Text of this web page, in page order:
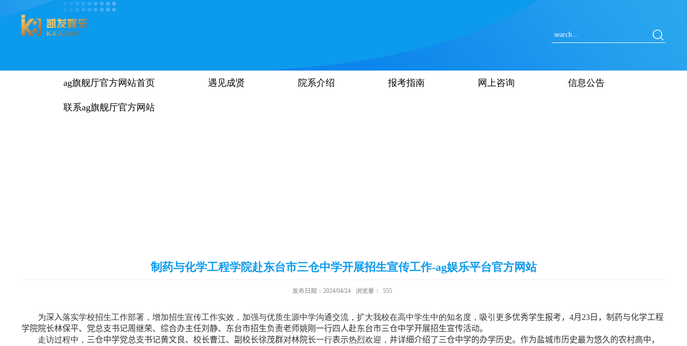
ag旗舰厅官方网站首页 遇见成贤 院系介绍 报考指南 网上咨询 信息公告
联系ag旗舰厅官方网站
制药与化学工程学院赴东台市三仓中学开展招生宣传工作-ag娱乐平台官方网站
发布日期：2024/04/24 浏览量： 555
为深入落实学校招生工作部署，增加招生宣传工作实效，加强与优质生源中学沟通交流，扩大我校在高中学生中的知名度，吸引更多优秀学生报考，4月 23 日，制药与化学工程
学院院长林保平、党总支书记周继荣、综合办主任刘静、东台市招生负责老师姚刚一行四人赴东台市三仓中学开展招生宣传活动。
走访过程中， 三仓中学党总支书记黄文良、校长曹江、副校长徐茂群对林院长一行表示热烈欢迎，并详细介绍了三仓中学的办学历史。作为盐城市历史最为悠久的农村高中，